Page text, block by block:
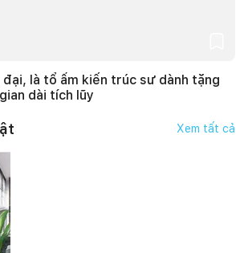
đại, là tổ ấm kiến trúc sư dành tặng
dài tích lũy
Xem tất cả